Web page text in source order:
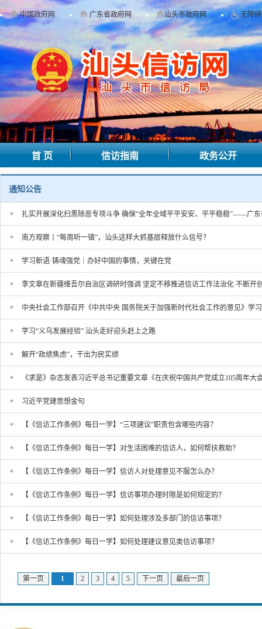
中国政府网 广东省政府网 汕头市政府网 无障
首 页 信访指南 政务公开
通知公告
扎实开展深化扫黑除恶专项斗争 确保“全年全域平平安安、平平稳稳”——广
南方观察丨“每周听一镇”，汕头这样大抓基层释放什么信号？
学习新语·铸魂强党｜办好中国的事情，关键在党
李文章在新疆维吾尔自治区调研时强调 坚定不移推进信访工作法治化 不断开
中央社会工作部召开《中共中央 国务院关于加强新时代社会工作的意见》学
学习“义乌发展经验” 汕头走好迎头赶上之路
解开“政绩焦虑”，干出为民实绩
《求是》杂志发表习近平总书记重要文章《在庆祝中国共产党成立105周年大
习近平党建思想金句
【《信访工作条例》每日一学】“三项建议”职责包含哪些内容？
【《信访工作条例》每日一学】对生活困难的信访人，如何帮扶救助？
【《信访工作条例》每日一学】信访人对处理意见不服怎么办？
【《信访工作条例》每日一学】信访事项办理时限是如何规定的？
【《信访工作条例》每日一学】如何处理涉及多部门的信访事项？
【《信访工作条例》每日一学】如何处理建议意见类信访事项？
第一页 1 2 3 4 5 下一页 最后一页